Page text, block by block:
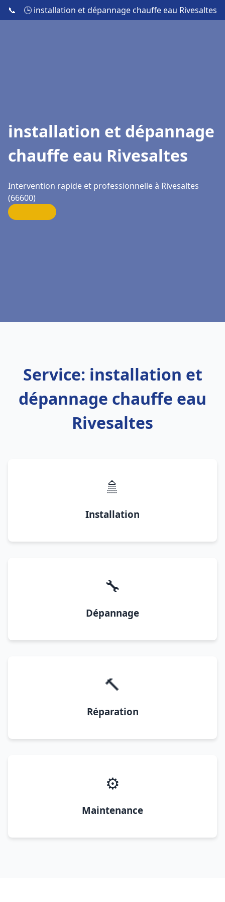
📞 🕒 installation et dépannage chauffe eau Rivesaltes
installation et dépannage
chauffe eau Rivesaltes
Intervention rapide et professionnelle à Rivesaltes
(66600)
Service: installation et
dépannage chauffe eau
Rivesaltes
🚿
Installation
🔧
Dépannage
🔨
Réparation
⚙️
Maintenance